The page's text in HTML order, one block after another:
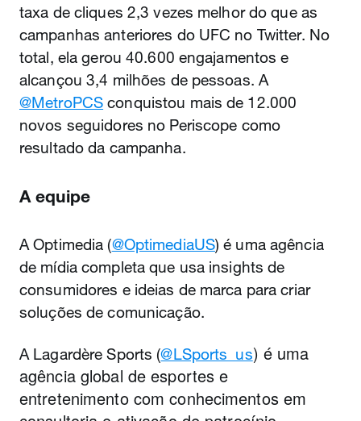
taxa de cliques 2,3 vezes melhor do que as
campanhas anteriores do UFC no Twitter. No
total, ela gerou 40.600 engajamentos e
alcançou 3,4 milhões de pessoas. A
@MetroPCS conquistou mais de 12.000
novos seguidores no Periscope como
resultado da campanha.
A equipe
A Optimedia (@OptimediaUS) é uma agência
de mídia completa que usa insights de
consumidores e ideias de marca para criar
soluções de comunicação.
A Lagardère Sports (@LSports_us) é uma
agência global de esportes e
entretenimento com conhecimentos em